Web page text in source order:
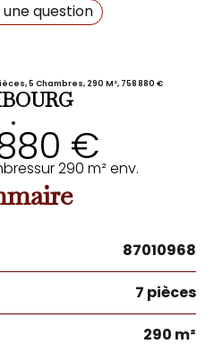
une question
5 Chambres, 290 M², 758 880 €
• €
sur 290 m² env.
87010968
7 pièces
290 m²